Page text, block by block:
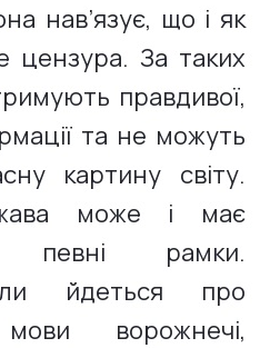
нав’язує, що і як
За таких
правдивої,
та не можуть
картину світу.
може і має
певні рамки.
йдеться про
ворожнечі,